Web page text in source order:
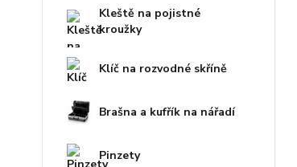
Kleště na pojistné
kroužky
Klíč na rozvodné skříně
Brašna a kufřík na nářadí
Pinzety